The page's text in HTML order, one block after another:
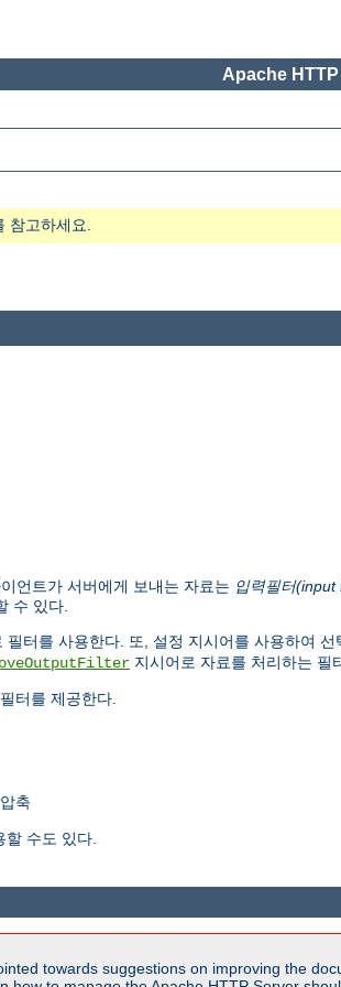
Apache
참고하세요.
언트가 서버에게 보내는 자료는 입력필터(input
수 있다.
터를 사용한다. 또, 설정 지시어를 사용하여 선
지시어로 자료를 처리하는 필
터를 제공한다.
축
수도 있다.
towards suggestions on improving the